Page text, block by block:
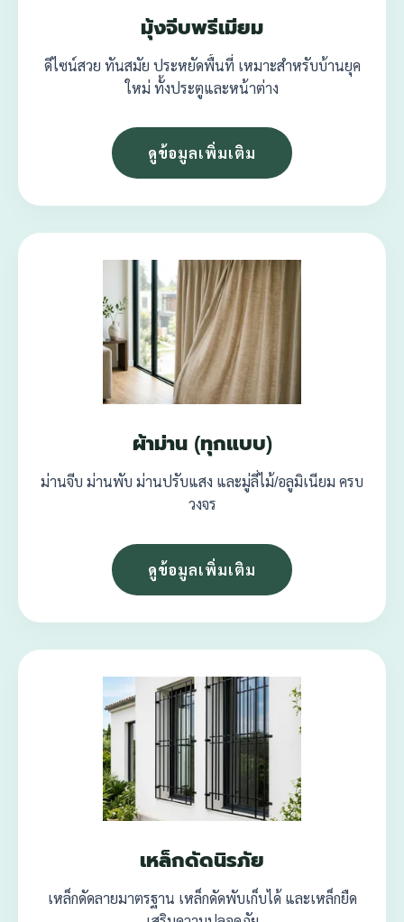
มุ้งจีบพรีเมียม
ดีไซน์สวย ทันสมัย ประหยัดพื้นที่ เหมาะสำหรับบ้านยุค
ใหม่ ทั้งประตูและหน้าต่าง
ดูข้อมูลเพิ่มเติม
ผ้าม่าน (ทุกแบบ)
ม่านจีบ ม่านพับ ม่านปรับแสง และมู่ลี่ไม้/อลูมิเนียม ครบ
วงจร
ดูข้อมูลเพิ่มเติม
เหล็กดัดนิรภัย
เหล็กดัดลายมาตรฐาน เหล็กดัดพับเก็บได้ และเหล็กยืด